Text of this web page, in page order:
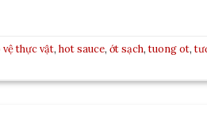
thực vật,hot sauce,ớt sạch,tuong ot,